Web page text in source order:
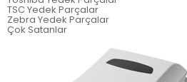
TSC Yedek Parçalar
Zebra Yedek Parçalar
Çok Satanlar